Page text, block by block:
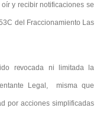
y recibir notificaciones se
del Fraccionamiento Las
revocada ni limitada la
Legal, misma que
por acciones simplificadas